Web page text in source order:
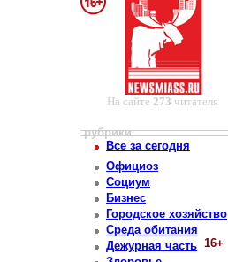
На сайте 273 читателя
рубрики
Все за сегодня
Официоз
Социум
Бизнес
Городское хозяйство
Среда обитания
Дежурная часть 16+